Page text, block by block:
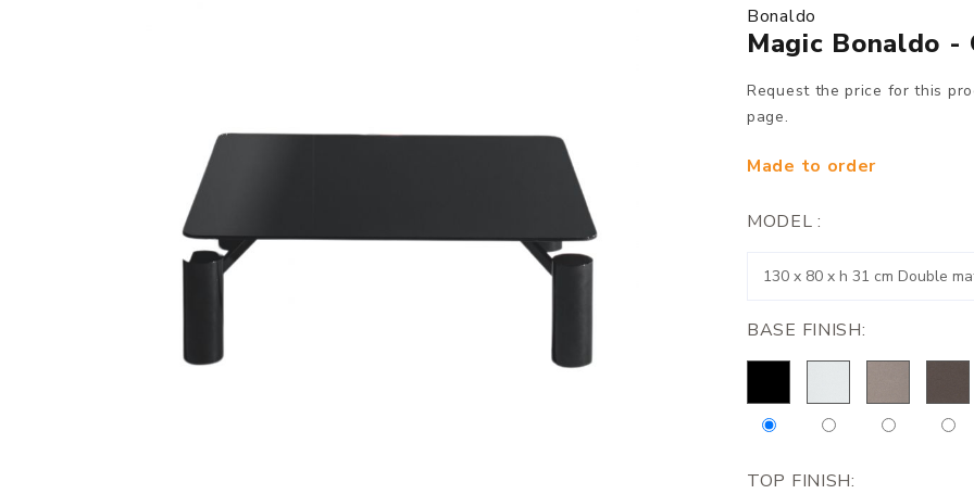
Bonaldo
Magic Bonaldo -
Request the price for this
page.
Made to order
MODEL :
BASE FINISH:
TOP FINISH: